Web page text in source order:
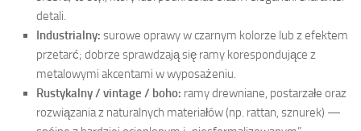
detali.
Industrialny: surowe oprawy w czarnym kolorze lub z efektem
przetarć; dobrze sprawdzają się ramy korespondujące z
metalowymi akcentami w wyposażeniu.
Rustykalny / vintage / boho: ramy drewniane, postarzałe oraz
rozwiązania z naturalnych materiałów (np. rattan, sznurek) —